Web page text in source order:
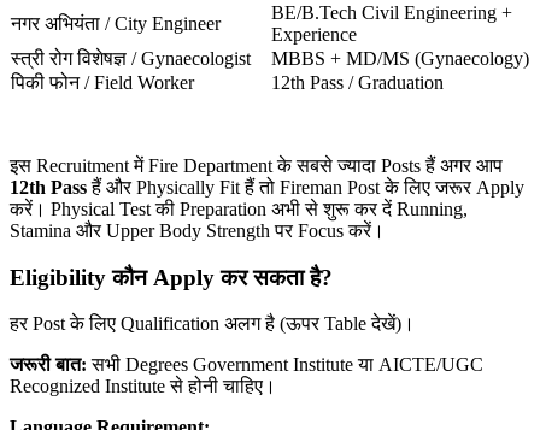
नगर अभियंता / City Engineer
BE/B.Tech Civil Engineering +
Experience
स्त्री रोग विशेषज्ञ / Gynaecologist
MBBS + MD/MS (Gynaecology)
पिकी फोन / Field Worker
12th Pass / Graduation
इस Recruitment में Fire Department के सबसे ज्यादा Posts हैं अगर आप
12th Passहैं और Physically Fit हैं तो Fireman Post के लिए जरूर Apply
करें। Physical Test की Preparation अभी से शुरू कर दें Running,
Stamina और Upper Body Strength पर Focus करें।
Eligibility कौन Apply कर सकता है?
हर Post के लिए Qualification अलग है (ऊपर Table देखें)।
जरूरी बात:सभी Degrees Government Institute या AICTE/UGC
Recognized Institute से होनी चाहिए।